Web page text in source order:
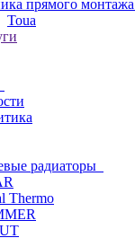
прямого монтажа
Toua
радиаторы
Thermo